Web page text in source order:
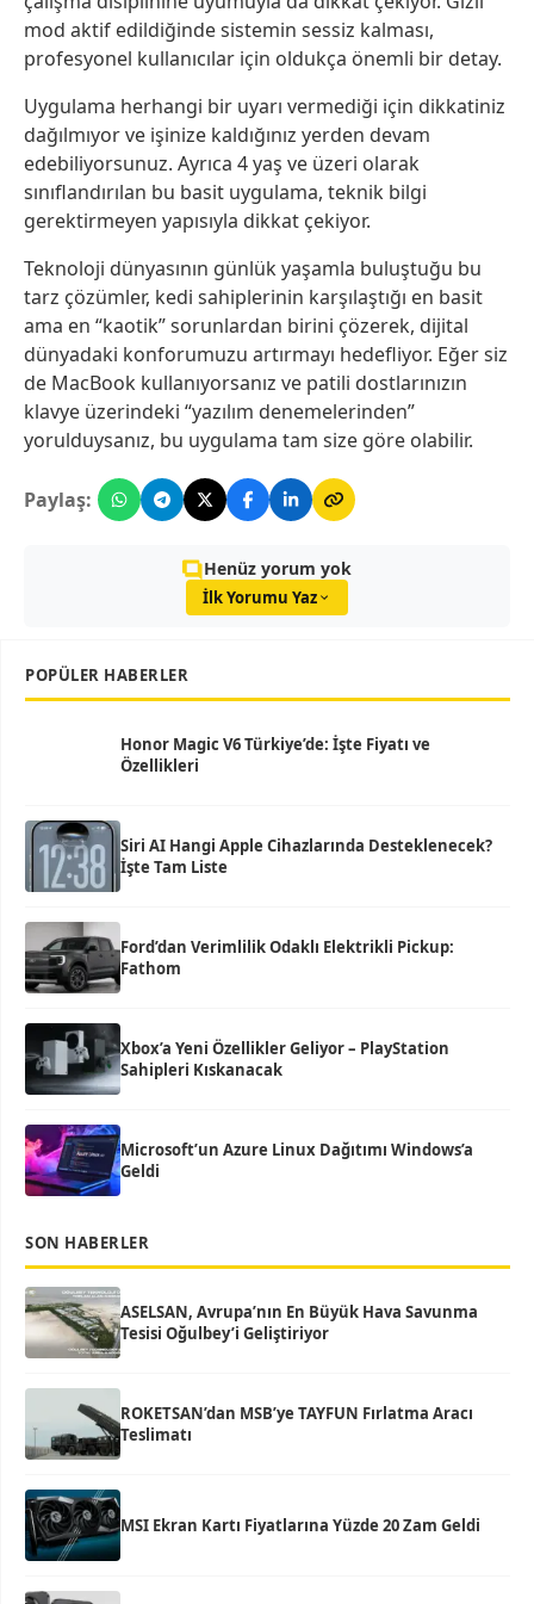
mod aktif edildiğinde sistemin sessiz kalması,
profesyonel kullanıcılar için oldukça önemli bir detay.
Uygulama herhangi bir uyarı vermediği için dikkatiniz
dağılmıyor ve işinize kaldığınız yerden devam
edebiliyorsunuz. Ayrıca 4 yaş ve üzeri olarak
sınıflandırılan bu basit uygulama, teknik bilgi
gerektirmeyen yapısıyla dikkat çekiyor.
Teknoloji dünyasının günlük yaşamla buluştuğu bu
tarz çözümler, kedi sahiplerinin karşılaştığı en basit
ama en “kaotik” sorunlardan birini çözerek, dijital
dünyadaki konforumuzu artırmayı hedefliyor. Eğer siz
de MacBook kullanıyorsanız ve patili dostlarınızın
klavye üzerindeki “yazılım denemelerinden”
yorulduysanız, bu uygulama tam size göre olabilir.
Paylaş:
Henüz yorum yok
İlk Yorumu Yaz
POPÜLER HABERLER
Honor Magic V6 Türkiye’de: İşte Fiyatı ve
Özellikleri
Siri AI Hangi Apple Cihazlarında Desteklenecek?
İşte Tam Liste
Ford’dan Verimlilik Odaklı Elektrikli Pickup:
Fathom
Xbox’a Yeni Özellikler Geliyor – PlayStation
Sahipleri Kıskanacak
Microsoft’un Azure Linux Dağıtımı Windows’a
Geldi
SON HABERLER
ASELSAN, Avrupa’nın En Büyük Hava Savunma
Tesisi Oğulbey’i Geliştiriyor
ROKETSAN’dan MSB’ye TAYFUN Fırlatma Aracı
Teslimatı
MSI Ekran Kartı Fiyatlarına Yüzde 20 Zam Geldi